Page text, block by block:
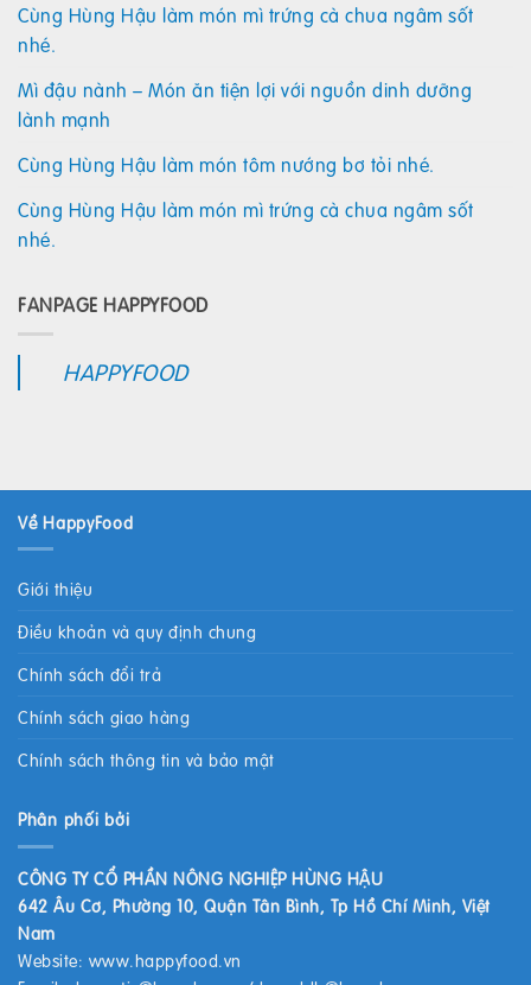
Cùng Hùng Hậu làm món mì trứng cà chua ngâm sốt
nhé.
Mì đậu nành – Món ăn tiện lợi với nguồn dinh dưỡng
lành mạnh
Cùng Hùng Hậu làm món tôm nướng bơ tỏi nhé.
Cùng Hùng Hậu làm món mì trứng cà chua ngâm sốt
nhé.
FANPAGE HAPPYFOOD
HAPPYFOOD
Về HappyFood
Giới thiệu
Điều khoản và quy định chung
Chính sách đổi trả
Chính sách giao hàng
Chính sách thông tin và bảo mật
Phân phối bởi
CÔNG TY CỔ PHẦN NÔNG NGHIỆP HÙNG HẬU
642 Âu Cơ, Phường 10, Quận Tân Bình, Tp Hồ Chí Minh, Việt
Nam
Website: www.happyfood.vn